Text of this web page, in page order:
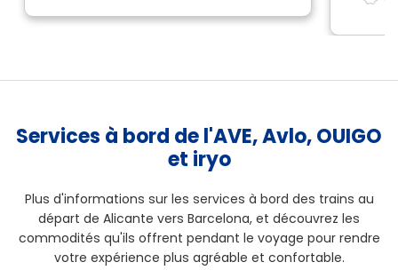
Services à bord de l'AVE, Avlo, OUIGO
et iryo
Plus d'informations sur les services à bord des trains au
départ de Alicante vers Barcelona, et découvrez les
commodités qu'ils offrent pendant le voyage pour rendre
votre expérience plus agréable et confortable.